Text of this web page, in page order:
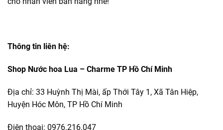
Thông tin liên hệ:
Shop Nước hoa Lua – Charme TP Hồ Chí Minh
Địa chỉ: 33 Huỳnh Thị Mài, ấp Thới Tây 1, Xã Tân Hiệp,
Huyện Hóc Môn, TP Hồ Chí Minh
Điện thoại: 0976.216.047